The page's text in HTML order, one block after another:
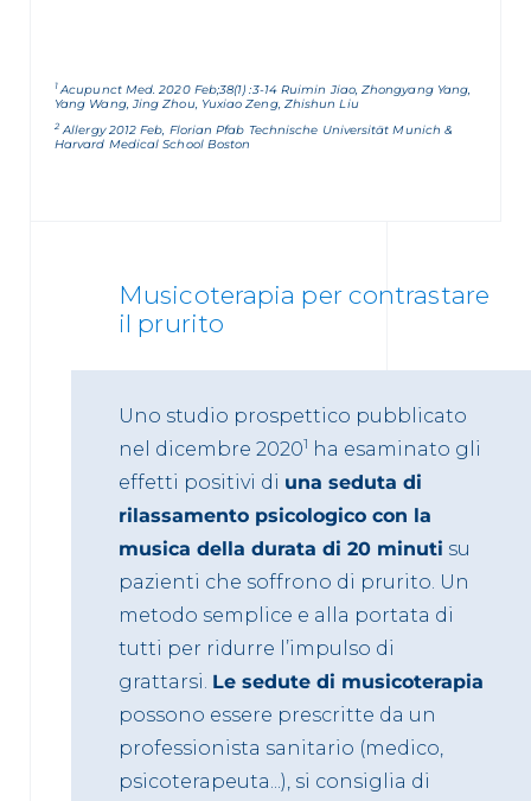
1 Acupunct Med. 2020 Feb;38(1) :3-14 Ruimin Jiao, Zhongyang Yang,
Yang Wang, Jing Zhou, Yuxiao Zeng, Zhishun Liu
2 Allergy 2012 Feb, Florian Pfab Technische Universität Munich &
Harvard Medical School Boston
Musicoterapia per contrastare
il prurito
Uno studio prospettico pubblicato
nel dicembre 20201 ha esaminato gli
effetti positivi di una seduta di
rilassamento psicologico con la
musica della durata di 20 minuti su
pazienti che soffrono di prurito. Un
metodo semplice e alla portata di
tutti per ridurre l’impulso di
grattarsi. Le sedute di musicoterapia
possono essere prescritte da un
professionista sanitario (medico,
psicoterapeuta...), si consiglia di